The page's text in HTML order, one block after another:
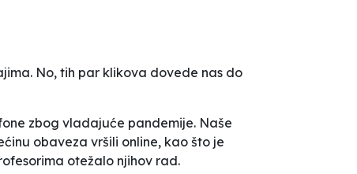
No, tih par klikova dovede nas do
zbog vladajuće pandemije. Naše
obaveza vršili online, kao što je
otežalo njihov rad.